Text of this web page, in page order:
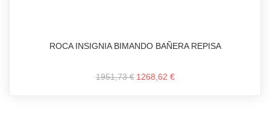
ROCA INSIGNIA BIMANDO BAÑERA REPISA
1951,73 € 1268,62 €